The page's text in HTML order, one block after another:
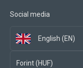
Social media
English (EN)
Forint (HUF)